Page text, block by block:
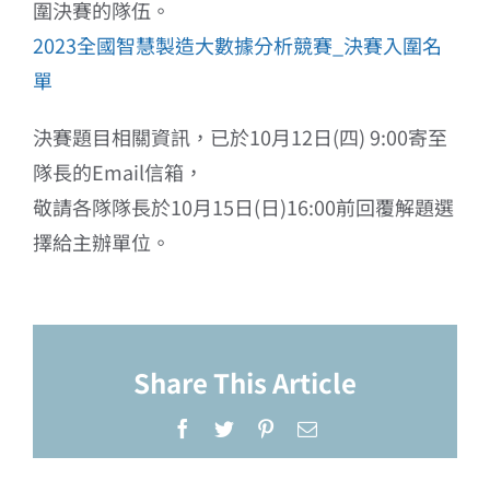
圍決賽的隊伍。
2023全國智慧製造大數據分析競賽_決賽入圍名
單
決賽題目相關資訊，已於10月12日(四) 9:00寄至
隊長的Email信箱，
敬請各隊隊長於10月15日(日)16:00前回覆解題選
擇給主辦單位。
Share This Article
Facebook
Twitter PinterestEmail: